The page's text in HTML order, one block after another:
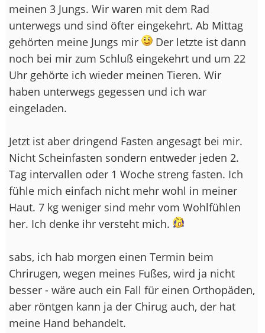
meinen 3 Jungs. Wir waren mit dem Rad
unterwegs und sind öfter eingekehrt. Ab Mittag
gehörten meine Jungs mir
Der letzte ist dann
noch bei mir zum Schluß eingekehrt und um 22
Uhr gehörte ich wieder meinen Tieren. Wir
haben unterwegs gegessen und ich war
eingeladen.
Jetzt ist aber dringend Fasten angesagt bei mir.
Nicht Scheinfasten sondern entweder jeden 2.
Tag intervallen oder 1 Woche streng fasten. Ich
fühle mich einfach nicht mehr wohl in meiner
Haut. 7 kg weniger sind mehr vom Wohlfühlen
her. Ich denke ihr versteht mich.
sabs, ich hab morgen einen Termin beim
Chrirugen, wegen meines Fußes, wird ja nicht
besser - wäre auch ein Fall für einen Orthopäden,
aber röntgen kann ja der Chirug auch, der hat
meine Hand behandelt.